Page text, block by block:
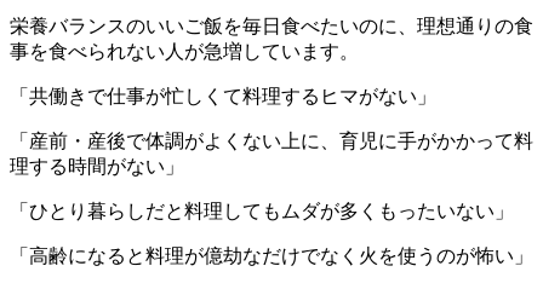
栄養バランスのいいご飯を毎日食べたいのに、理想通りの食
事を食べられない人が急増しています。
「共働きで仕事が忙しくて料理するヒマがない」
「産前・産後で体調がよくない上に、育児に手がかかって料
理する時間がない」
「ひとり暮らしだと料理してもムダが多くもったいない」
「高齢になると料理が億劫なだけでなく火を使うのが怖い」